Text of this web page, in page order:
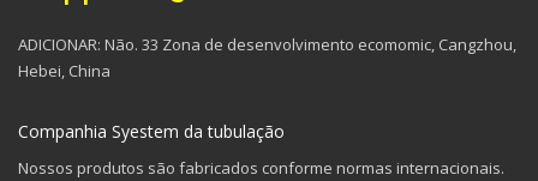
ADICIONAR: Não. 33 Zona de desenvolvimento ecomomic, Cangzhou,
Hebei, China
Companhia Syestem da tubulação
Nossos produtos são fabricados conforme normas internacionais.